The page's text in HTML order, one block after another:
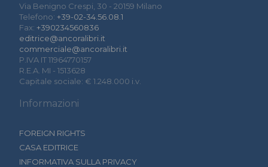
Via Benigno Crespi, 30 - 20159 Milano
Telefono: +39-02-34.56.08.1
Fax: +390234560836
editrice@ancoralibri.it
commerciale@ancoralibri.it
P.IVA IT 11964770157
R.E.A. MI - 1513628
Capitale sociale: € 1.248.000 i.v.
Informazioni
FOREIGN RIGHTS
CASA EDITRICE
INFORMATIVA SULLA PRIVACY